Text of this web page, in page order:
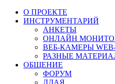
О ПРОЕКТЕ
ИНСТРУМЕНТАРИЙ
АНКЕТЫ
ОНЛАЙН
ВЕБ-КАМЕРЫ
РАЗНЫЕ
ОБЩЕНИЕ
ФОРУМ
ЛДАЯ